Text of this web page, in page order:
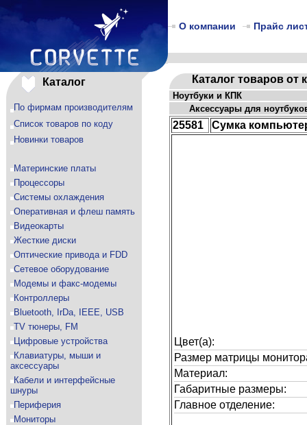
О компании Прайс
Каталог
По фирмам производителям
Список товаров по коду
Новинки товаров
Материнские платы
Процессоры
Системы охлаждения
Оперативная и флеш память
Видеокарты
Жесткие диски
Оптические привода и FDD
Сетевое оборудование
Модемы и факс-модемы
Контроллеры
Bluetooth, IrDa, IEEE, USB
TV тюнеры, FM
Цифровые устройства
Клавиатуры, мыши и
аксессуары
Кабели и интерфейсные
шнуры
Периферия
Мониторы
Каталог товаров
Ноутбуки и КПК
Аксессуары для
25581 Сумка
Цвет(а):
Размер матрицы
Материал:
Габаритные размеры:
Главное отделение: